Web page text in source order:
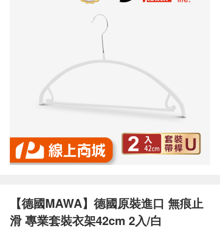
【德國MAWA】德國原裝進口 無痕止
滑 專業套裝衣架42cm 2入/白